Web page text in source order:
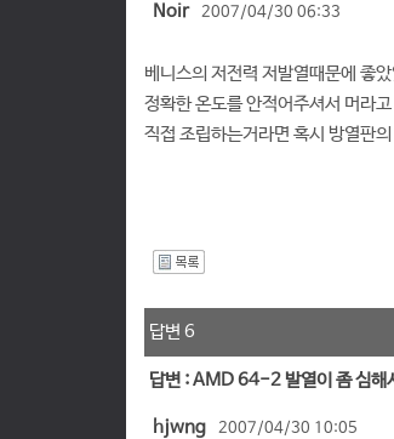
Noir 2007/04/30 06:33
베니스의 저전력 저발열때문에 좋
정확한 온도를 안적어주셔서 머라
직접 조립하는거라면 혹시 방열판
답변 6
답변 : AMD 64-2 발열이 좀 심해
hjwng 2007/04/30 10:05